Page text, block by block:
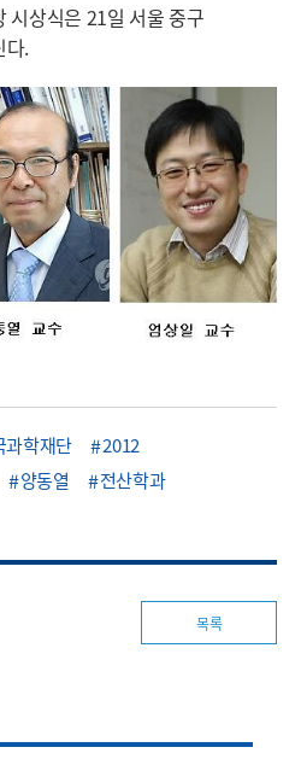
시상식은 21일 서울 중구
다.
과학재단
2012
양동열
전산학과
목록